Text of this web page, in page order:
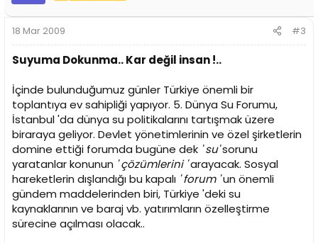
18 Mar 2009 #3
Suyuma Dokunma.. Kar değil insan !..
İçinde bulunduğumuz günler Türkiye önemli bir
toplantıya ev sahipliği yapıyor. 5. Dünya Su Forumu,
İstanbul 'da dünya su politikalarını tartışmak üzere
biraraya geliyor. Devlet yönetimlerinin ve özel şirketlerin
domine ettiği forumda bugüne dek ' su'sorunu
yaratanlar konunun ' çözümlerini ' arayacak. Sosyal
hareketlerin dışlandığı bu kapalı ' forum ' un önemli
gündem maddelerinden biri, Türkiye 'deki su
kaynaklarının ve baraj vb. yatırımların özelleştirme
sürecine açılması olacak..